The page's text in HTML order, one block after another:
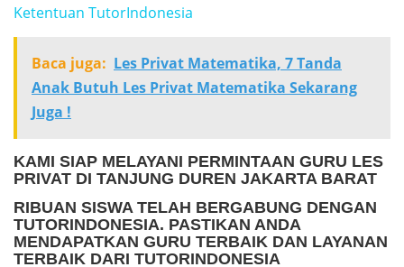
Ketentuan TutorIndonesia
Baca juga: Les Privat Matematika, 7 Tanda
Anak Butuh Les Privat Matematika Sekarang
Juga !
KAMI SIAP MELAYANI PERMINTAAN GURU LES
PRIVAT DI TANJUNG DUREN JAKARTA BARAT
RIBUAN SISWA TELAH BERGABUNG DENGAN
TUTORINDONESIA. PASTIKAN ANDA
MENDAPATKAN GURU TERBAIK DAN LAYANAN
TERBAIK DARI TUTORINDONESIA